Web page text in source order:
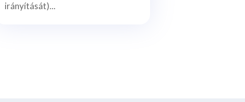
irányítását)...